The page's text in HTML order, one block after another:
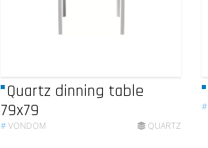
Quartz dinning table
79x79
#VONDOM QUARTZ
#